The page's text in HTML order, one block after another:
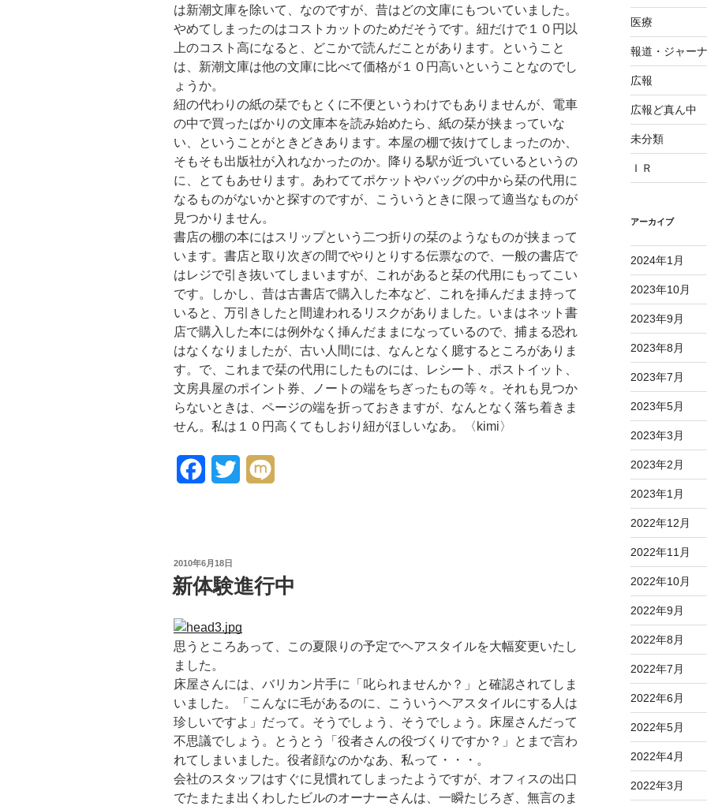
は新潮文庫を除いて、なのですが、昔はどの文庫にもついていました。
やめてしまったのはコストカットのためだそうです。紐だけで１０円以
上のコスト高になると、どこかで読んだことがあります。ということ
は、新潮文庫は他の文庫に比べて価格が１０円高いということなのでし
ょうか。
紐の代わりの紙の栞でもとくに不便というわけでもありませんが、電車
の中で買ったばかりの文庫本を読み始めたら、紙の栞が挟まっていな
い、ということがときどきあります。本屋の棚で抜けてしまったのか、
そもそも出版社が入れなかったのか。降りる駅が近づいているというの
に、とてもあせります。あわててポケットやバッグの中から栞の代用に
なるものがないかと探すのですが、こういうときに限って適当なものが
見つかりません。
書店の棚の本にはスリップという二つ折りの栞のようなものが挟まって
います。書店と取り次ぎの間でやりとりする伝票なので、一般の書店で
はレジで引き抜いてしまいますが、これがあると栞の代用にもってこい
です。しかし、昔は古書店で購入した本など、これを挿んだまま持って
いると、万引きしたと間違われるリスクがありました。いまはネット書
店で購入した本には例外なく挿んだままになっているので、捕まる恐れ
はなくなりましたが、古い人間には、なんとなく臆するところがありま
す。で、これまで栞の代用にしたものには、レシート、ポストイット、
文房具屋のポイント券、ノートの端をちぎったもの等々。それも見つか
らないときは、ページの端を折っておきますが、なんとなく落ち着きま
せん。私は１０円高くてもしおり紐がほしいなあ。〈kimi〉
b
k
t
r
投
稿
日:
2010年6月18日
新体験進行中
思うところあって、この夏限りの予定でヘアスタイルを大幅変更いたし
ました。
床屋さんには、バリカン片手に「叱られませんか？」と確認されてしま
いました。「こんなに毛があるのに、こういうヘアスタイルにする人は
珍しいですよ」だって。そうでしょう、そうでしょう。床屋さんだって
不思議でしょう。とうとう「役者さんの役づくりですか？」とまで言わ
れてしまいました。役者顔なのかなあ、私って・・・。
会社のスタッフはすぐに見慣れてしまったようですが、オフィスの出口
でたまたま出くわしたビルのオーナーさんは、一瞬たじろぎ、無言のま
医療
報道・ジャー
広報
広報ど真ん中
未分類
ＩＲ
アーカイブ
2024年1月
2023年10月
2023年9月
2023年8月
2023年7月
2023年5月
2023年3月
2023年2月
2023年1月
2022年12月
2022年11月
2022年10月
2022年9月
2022年8月
2022年7月
2022年6月
2022年5月
2022年4月
2022年3月